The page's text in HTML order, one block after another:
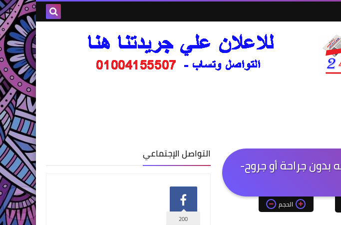
بدون جراحة أو جروح-
الحجم
التواصل الإجتماعي
200